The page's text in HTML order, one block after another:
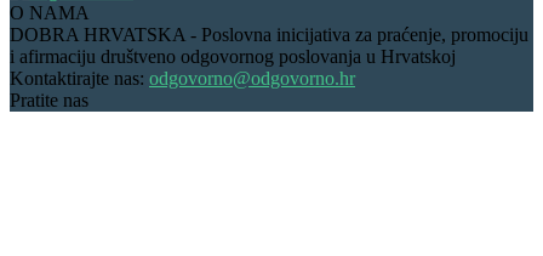
O NAMA
DOBRA HRVATSKA - Poslovna inicijativa za praćenje, promociju
i afirmaciju društveno odgovornog poslovanja u Hrvatskoj
Kontaktirajte nas: odgovorno@odgovorno.hr
Pratite nas